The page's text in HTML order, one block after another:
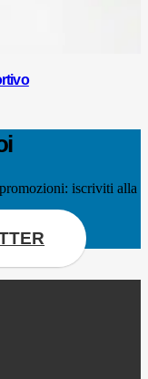
iscriviti alla